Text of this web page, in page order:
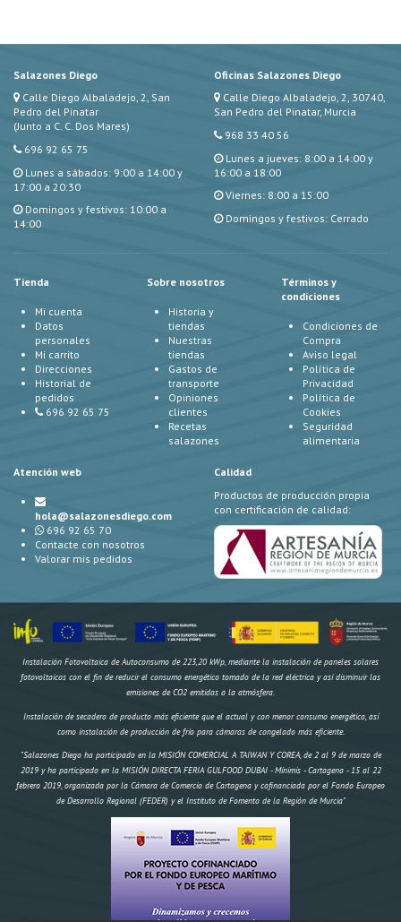
Salazones Diego
Calle Diego Albaladejo, 2, San
Pedro del Pinatar
(Junto a C. C. Dos Mares)
696 92 65 75
Lunes a sábados: 9:00 a 14:00 y
17:00 a 20:30
Domingos y festivos: 10:00 a
14:00
Oficinas Salazones Diego
Calle Diego Albaladejo, 2, 30740,
San Pedro del Pinatar, Murcia
968 33 40 56
Lunes a jueves: 8:00 a 14:00 y
16:00 a 18:00
Viernes: 8:00 a 15:00
Domingos y festivos: Cerrado
Tienda
Mi cuenta
Datos
personales
Mi carrito
Direcciones
Historial de
pedidos
696 92 65 75
Sobre nosotros
Historia y
tiendas
Nuestras
tiendas
Gastos de
transporte
Opiniones
clientes
Recetas
salazones
Términos y
condiciones
Condiciones de
Compra
Aviso legal
Política de
Privacidad
Política de
Cookies
Seguridad
alimentaria
Atención web
hola@salazonesdiego.com
696 92 65 70
Contacte con nosotros
Valorar mis pedidos
Calidad
Productos de producción propia
con certificación de calidad:
Instalación Fotovoltaica de Autoconsumo de 223,20 kWp, mediante la instalación de paneles solares
fotovoltaicos con el fin de reducir el consumo energético tomado de la red eléctrica y así disminuir las
emisiones de CO2 emitidas a la atmósfera.
Instalación de secadero de producto más eficiente que el actual y con menor consumo energético, así
como instalación de producción de frío para cámaras de congelado más eficiente.
"Salazones Diego ha participado en la MISIÓN COMERCIAL A TAIWAN Y COREA, de 2 al 9 de marzo de
2019 y ha participado en la MISIÓN DIRECTA FERIA GULFOOD DUBAI - Mínimis - Cartagena - 15 al 22
febrero 2019, organizada por la Cámara de Comercio de Cartagena y cofinanciada por el Fondo Europeo
de Desarrollo Regional (FEDER) y el Instituto de Fomento de la Región de Murcia"